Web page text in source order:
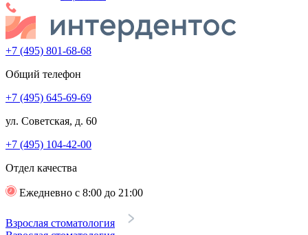
+7 (495) 801-68-68
Общий телефон
+7 (495) 645-69-69
ул. Советская, д. 60
+7 (495) 104-42-00
Отдел качества
Ежедневно с 8:00 до 21:00
Взрослая стоматология